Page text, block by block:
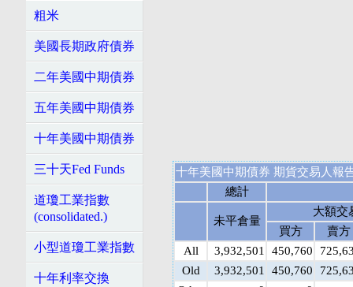
粗米
美國長期政府債券
二年美國中期債券
五年美國中期債券
十年美國中期債券
三十天Fed Funds
道瓊工業指數
(consolidated.)
小型道瓊工業指數
十年利率交換
十年美國中期債券 期貨交易人報
總計
未平倉量
大額交
買方
賣方
All
3,932,501 450,760
Old
3,932,501 450,760